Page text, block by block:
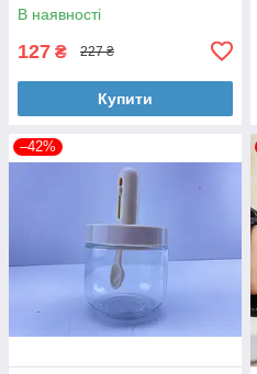
В наявності
127 ₴ 227 ₴
Купити
–42%